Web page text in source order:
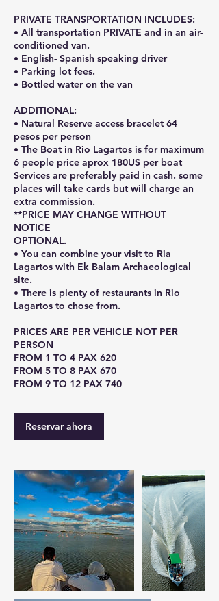
PRIVATE TRANSPORTATION INCLUDES:
• All transportation PRIVATE and in an air-
conditioned van.
• English- Spanish speaking driver
• Parking lot fees.
• Bottled water on the van
ADDITIONAL:
• Natural Reserve access bracelet 64
pesos per person
• The Boat in Rio Lagartos is for maximum
6 people price aprox 180US per boat
Services are preferably paid in cash. some
places will take cards but will charge an
extra commission.
**PRICE MAY CHANGE WITHOUT
NOTICE
OPTIONAL.
• You can combine your visit to Ria
Lagartos with Ek Balam Archaeological
site.
• There is plenty of restaurants in Rio
Lagartos to chose from.
PRICES ARE PER VEHICLE NOT PER
PERSON
FROM 1 TO 4 PAX 620
FROM 5 TO 8 PAX 670
Reservar ahora